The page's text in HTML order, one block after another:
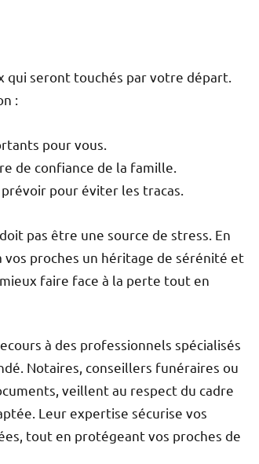
seront touchés par votre départ.
:
pour vous.
de confiance de la famille.
pour éviter les tracas.
pas être une source de stress. En
proches un héritage de sérénité et
faire face à la perte tout en
à des professionnels spécialisés
Notaires, conseillers funéraires ou
veillent au respect du cadre
Leur expertise sécurise vos
tout en protégeant vos proches de